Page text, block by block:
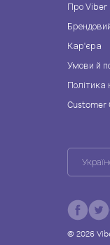
Про Viber
Кар'єра
Умови й
Політика
Customer
© 2026